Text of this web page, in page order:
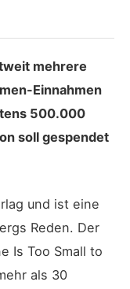
mehrere
Einnahmen
500.000
soll gespendet
und ist eine
Reden. Der
Is Too Small to
als 30